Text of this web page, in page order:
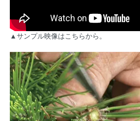
▲サンプル映像はこちらから。